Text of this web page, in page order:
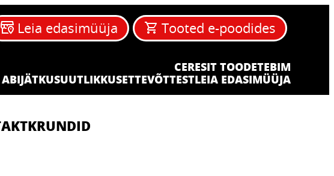
ABIJÄTKUSUUTLIKKUSETTEVÕTTESTLEIA EDASIMÜÜJA
CERESIT TOODETEBIM
Leia edasimüüja Tooted e-poodides